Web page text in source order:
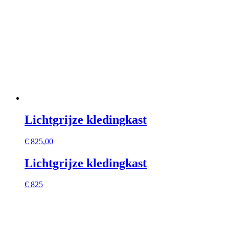
Lichtgrijze kledingkast
€ 825,00
Lichtgrijze kledingkast
€ 825